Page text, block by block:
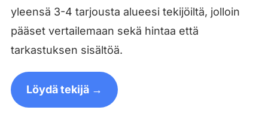
yleensä 3-4 tarjousta alueesi tekijöiltä, jolloin
pääset vertailemaan sekä hintaa että
tarkastuksen sisältöä.
Löydä tekijä →